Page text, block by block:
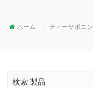
ホーム / ティーサポニン
検索 製品